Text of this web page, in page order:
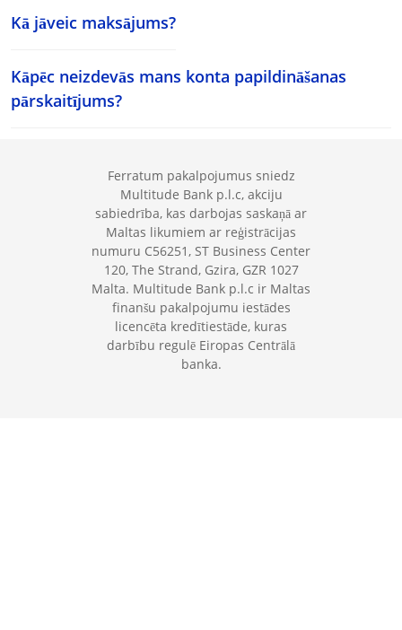
Kā jāveic maksājums?
Kāpēc neizdevās mans konta papildināšanas
pārskaitījums?
Ferratum pakalpojumus sniedz
Multitude Bank p.l.c, akciju
sabiedrība, kas darbojas saskaņā ar
Maltas likumiem ar reģistrācijas
numuru C56251, ST Business Center
120, The Strand, Gzira, GZR 1027
Malta. Multitude Bank p.l.c ir Maltas
finanšu pakalpojumu iestādes
licencēta kredītiestāde, kuras
darbību regulē Eiropas Centrālā
banka.